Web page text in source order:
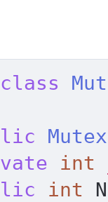
class
int
int